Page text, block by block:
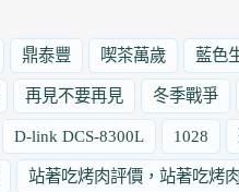
鼎泰豐 喫茶萬歲 藍色
再見不要再見 冬季戰爭
D-link DCS-8300L 1028
站著吃烤肉評價，站著吃烤